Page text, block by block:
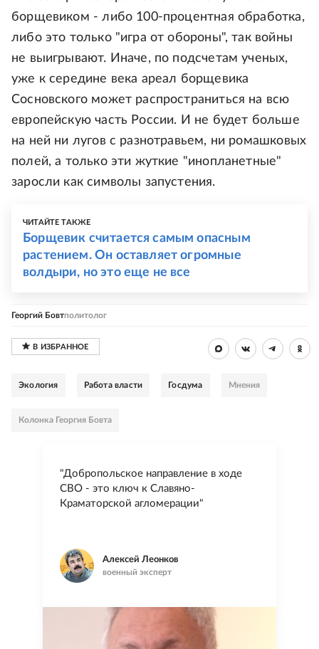
борщевиком - либо 100-процентная обработка,
либо это только "игра от обороны", так войны
не выигрывают. Иначе, по подсчетам ученых,
уже к середине века ареал борщевика
Сосновского может распространиться на всю
европейскую часть России. И не будет больше
на ней ни лугов с разнотравьем, ни ромашковых
полей, а только эти жуткие "инопланетные"
заросли как символы запустения.
ЧИТАЙТЕ ТАКЖЕ
Борщевик считается самым опасным
растением. Он оставляет огромные
волдыри, но это еще не все
Георгий Бовтполитолог
Экология Работа власти Госдума Мнения
Колонка Георгия Бовта
"Добропольское направление в ходе
СВО - это ключ к Славяно-
Краматорской агломерации"
Алексей Леонков
военный эксперт